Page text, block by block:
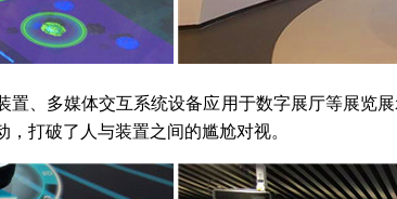
、多媒体交互系统设备应用于数字展厅等展览
打破了人与装置之间的尴尬对视。